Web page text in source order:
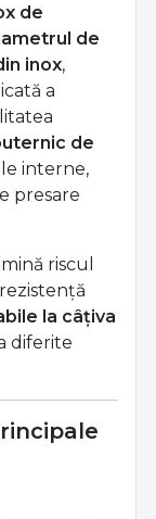
de
de
inox,
a
de
interne,
presare
riscul
la câțiva
diferite